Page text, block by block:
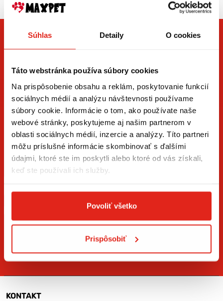
Súhlas Detaily O cookies
Táto webstránka používa súbory cookies
Na prispôsobenie obsahu a reklám, poskytovanie funkcií
sociálnych médií a analýzu návštevnosti používame
súbory cookie. Informácie o tom, ako používate naše
webové stránky, poskytujeme aj našim partnerom v
oblasti sociálnych médií, inzercie a analýzy. Títo partneri
môžu príslušné informácie skombinovať s ďalšími
údajmi, ktoré ste im poskytli alebo ktoré od vás získali,
keď ste používali ich služby.
Povoliť všetko
Prispôsobiť
ZÍSKAJTE NOVINKY AKO PRVÝ
Prihláste sa na odber newslettera a buďte prvý, kto má
novinky.
spracovaním osobných údajov
PRIHLÁSIŤ SA
KONTAKT